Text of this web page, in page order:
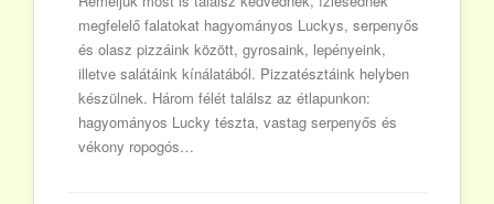
megfelelő falatokat hagyományos Luckys, serpenyős
és olasz pizzáink között, gyrosaink, lepényeink,
illetve salátáink kínálatából. Pizzatésztáink helyben
készülnek. Három félét találsz az étlapunkon:
hagyományos Lucky tészta, vastag serpenyős és
vékony ropogós…